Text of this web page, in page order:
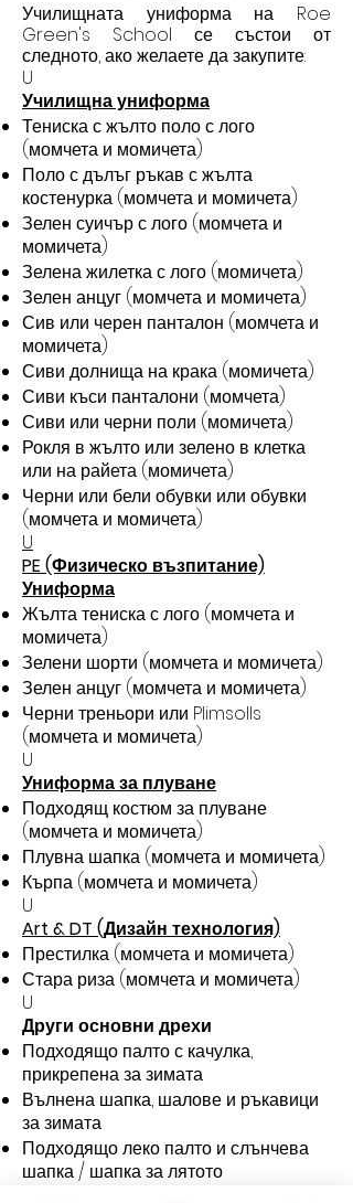
Училищната униформа на Roe
Green's School се състои от
следното, ако желаете да закупите:
U
Училищна униформа
Тениска с жълто поло с лого
(момчета и момичета)
Поло с дълъг ръкав с жълта
костенурка (момчета и момичета)
Зелен суичър с лого (момчета и
момичета)
Зелена жилетка с лого (момичета)
Зелен анцуг (момчета и момичета)
Сив или черен панталон (момчета и
момичета)
Сиви долнища на крака (момичета)
Сиви къси панталони (момчета)
Сиви или черни поли (момичета)
Рокля в жълто или зелено в клетка
или на райета (момичета)
Черни или бели обувки или обувки
(момчета и момичета)
U
PE (Физическо възпитание)
Униформа
Жълта тениска с лого (момчета и
момичета)
Зелени шорти (момчета и момичета)
Зелен анцуг (момчета и момичета)
Черни треньори или Plimsolls
(момчета и момичета)
U
Униформа за плуване
Подходящ костюм за плуване
(момчета и момичета)
Плувна шапка (момчета и момичета)
Кърпа (момчета и момичета)
U
Art & DT (Дизайн технология)
Престилка (момчета и момичета)
Стара риза (момчета и момичета)
U
Други основни дрехи
Подходящо палто с качулка,
прикрепена за зимата
Вълнена шапка, шалове и ръкавици
за зимата
Подходящо леко палто и слънчева
шапка / шапка за лятото